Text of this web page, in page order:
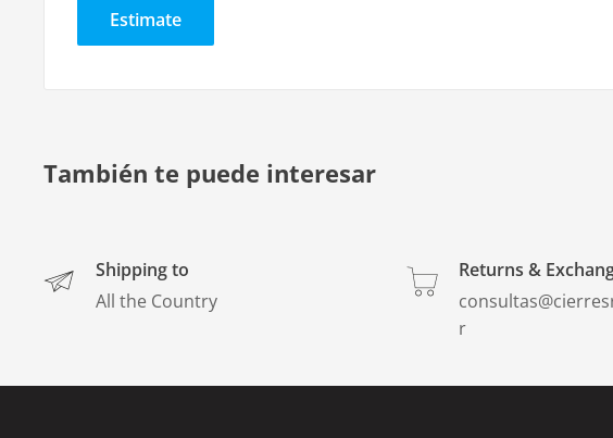
Colores:
- Negro
Estimate
También te puede interesar
Shipping to
All the Country
Returns &
r